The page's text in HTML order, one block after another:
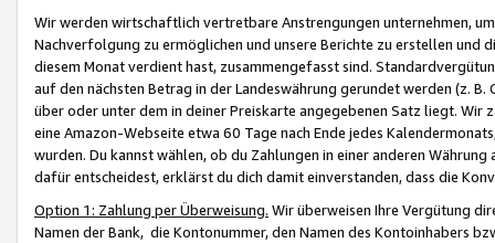
Wir werden wirtschaftlich vertretbare Anstrengungen unternehmen,
Nachverfolgung zu ermöglichen und unsere Berichte zu erstellen und
diesem Monat verdient hast, zusammengefasst sind.
auf den nächsten Betrag in der Landeswährung gerundet werden (z.
über oder unter dem in deiner Preiskarte angegebenen Satz liegt.
eine Amazon-Webseite etwa 60 Tage nach Ende jedes
wurden. Du kannst wählen, ob du Zahlungen in einer anderen
dafür entscheidest, erklärst du dich damit einverstanden, dass die
Option 1: Zahlung per Überweisung. Wir überweisen Ihre Vergütung
Namen der Bank, die Kontonummer, den Namen des Kontoinhabers